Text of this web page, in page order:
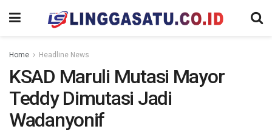
Home Headline News
KSAD Maruli Mutasi Mayor
Teddy Dimutasi Jadi
Wadanyonif